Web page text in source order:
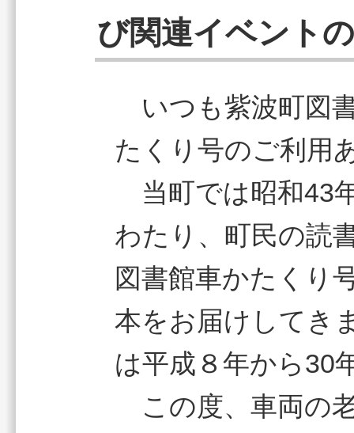
び関連イベント
いつも紫波町図
たくり号のご利用
当町では昭和43
わたり、町民の読
図書館車かたくり
本をお届けしてき
は平成８年から30
この度、車両の